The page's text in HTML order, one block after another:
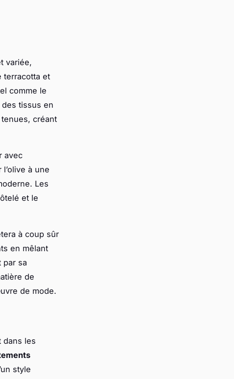
variée,
terracotta et
comme le
des tissus en
créant
avec
à une
Les
et le
à coup sûr
en mêlant
par sa
de
de mode.
dans les
style